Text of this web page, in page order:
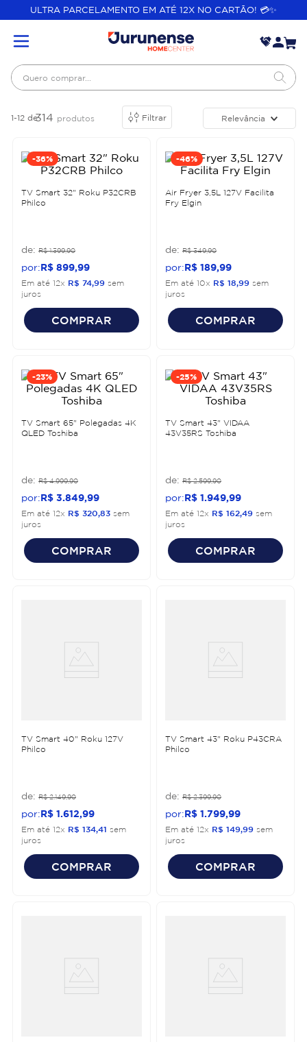
ULTRA PARCELAMENTO EM ATÉ 12X NO CARTÃO! 💳✨
Quero comprar...
1-12 de314 produtos Filtrar Relevância
-36%
TV Smart 32" Roku P32CRB
Philco
R$ 1.399,90
R$ 899,99
Em até 12x R$ 74,99 sem
juros
COMPRAR
-46%
Air Fryer 3,5L 127V Facilita
Fry Elgin
R$ 349,90
R$ 189,99
Em até 10x R$ 18,99 sem
juros
COMPRAR
-23%
TV Smart 65" Polegadas 4K
QLED Toshiba
R$ 4.999,90
R$ 3.849,99
Em até 12x R$ 320,83 sem
juros
COMPRAR
-25%
TV Smart 43" VIDAA
43V35RS Toshiba
R$ 2.599,90
R$ 1.949,99
Em até 12x R$ 162,49 sem
juros
COMPRAR
TV Smart 40" Roku 127V
Philco
R$ 2.149,90
R$ 1.612,99
Em até 12x R$ 134,41 sem
juros
COMPRAR
TV Smart 43" Roku P43CRA
Philco
R$ 2.399,90
R$ 1.799,99
Em até 12x R$ 149,99 sem
juros
COMPRAR